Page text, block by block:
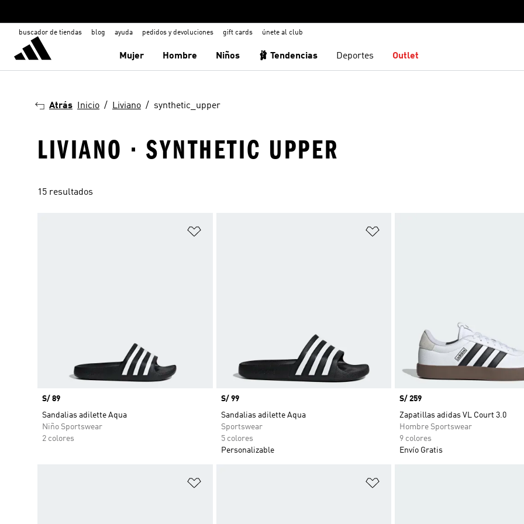
buscador de tiendas blog ayuda pedidos y devoluciones gift cards únete al club
Mujer Hombre Niños 🩰 Tendencias Deportes Outlet
Atrás Inicio Liviano synthetic_upper
LIVIANO · SYNTHETIC UPPER
15 resultados
Precio
S/ 89
Sandalias adilette Aqua
Niño Sportswear
2 colores
Precio
S/ 99
Sandalias adilette Aqua
Sportswear
5 colores
Personalizable
Precio
S/ 259
Zapatillas adidas VL Court 3.0
Hombre Sportswear
9 colores
Envío Gratis